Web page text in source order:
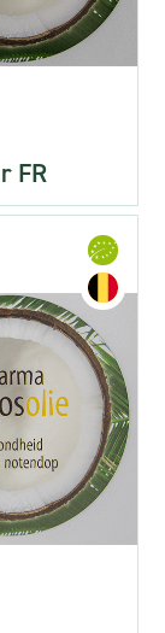
FR